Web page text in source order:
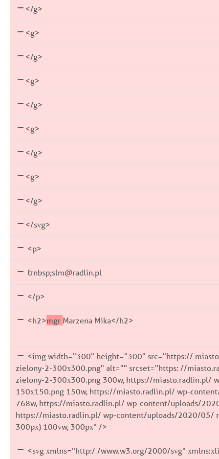
</g>
<g>
</g>
<g>
</g>
<g>
</g>
<g>
</g>
</svg>
<p>
&nbsp;slm@radlin.pl
</p>
<h2>mgr Marzena Mika</h2>
<img width="300" height="300" src="https://
zielony-2-300x300.png" alt="" srcset="https: //
zielony-2-300x300.png 300w, https://miasto.radlin.pl/
150x150.png 150w, https://miasto.radlin.pl/ wp-
768w, https://miasto.radlin.pl/ wp-content/uploads/
https://miasto.radlin.pl/ wp-content/uploads/2020/05/
300px) 100vw, 300px" />
<svg xmlns="http:/ /www.w3.org/2000/svg"